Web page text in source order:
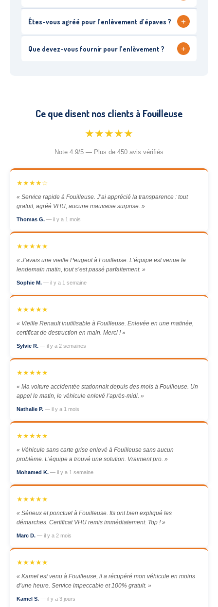
Êtes-vous agréé pour l’enlèvement d’épaves ? +
Que devez-vous fournir pour l’enlèvement ? +
Ce que disent nos clients à Fouilleuse
★★★★★
Note 4.9/5 — Plus de 450 avis vérifiés
★★★★☆
« Service rapide à Fouilleuse. J’ai apprécié la transparence : tout
gratuit, agréé VHU, aucune mauvaise surprise. »
Thomas G. — il y a 1 mois
★★★★★
« J’avais une vieille Peugeot à Fouilleuse. L’équipe est venue le
lendemain matin, tout s’est passé parfaitement. »
Sophie M. — il y a 1 semaine
★★★★★
« Vieille Renault inutilisable à Fouilleuse. Enlevée en une matinée,
certificat de destruction en main. Merci ! »
Sylvie R. — il y a 2 semaines
★★★★★
« Ma voiture accidentée stationnait depuis des mois à Fouilleuse. Un
appel le matin, le véhicule enlevé l’après-midi. »
Nathalie P. — il y a 1 mois
★★★★★
« Véhicule sans carte grise enlevé à Fouilleuse sans aucun
problème. L’équipe a trouvé une solution. Vraiment pro. »
Mohamed K. — il y a 1 semaine
★★★★★
« Sérieux et ponctuel à Fouilleuse. Ils ont bien expliqué les
démarches. Certificat VHU remis immédiatement. Top ! »
Marc D. — il y a 2 mois
★★★★★
« Kamel est venu à Fouilleuse, il a récupéré mon véhicule en moins
d’une heure. Service impeccable et 100% gratuit. »
Kamel S. — il y a 3 jours